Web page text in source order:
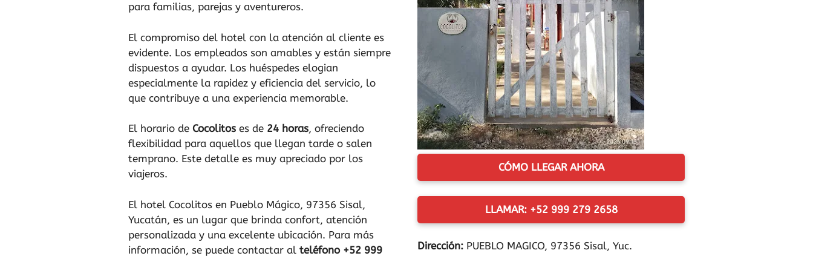
para familias, parejas y aventureros.
El compromiso del hotel con la atención al cliente es
evidente. Los empleados son amables y están siempre
dispuestos a ayudar. Los huéspedes elogian
especialmente la rapidez y eficiencia del servicio, lo
que contribuye a una experiencia memorable.
El horario de Cocolitos es de 24 horas, ofreciendo
flexibilidad para aquellos que llegan tarde o salen
temprano. Este detalle es muy apreciado por los
viajeros.
El hotel Cocolitos en Pueblo Mágico, 97356 Sisal,
Yucatán, es un lugar que brinda confort, atención
personalizada y una excelente ubicación. Para más
información, se puede contactar al teléfono +52 999
CÓMO LLEGAR AHORA
LLAMAR: +52 999 279 2658
Dirección: PUEBLO MAGICO, 97356 Sisal, Yuc.